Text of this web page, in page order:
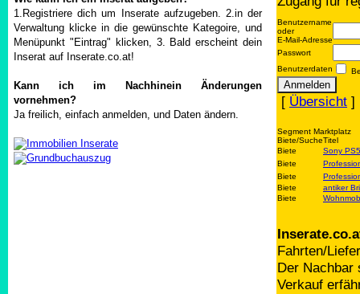
1.Registriere dich um Inserate aufzugeben. 2.in der
Verwaltung klicke in die gewünschte Kategoire, und
Menüpunkt "Eintrag" klicken, 3. Bald erscheint dein
Inserat auf Inserate.co.at!
Kann ich im Nachhinein Änderungen
vornehmen?
Ja freilich, einfach anmelden, und Daten ändern.
Benutzername
oder
E-Mail-Adresse
Passwort
Benutzerdaten
[ Übersicht
Segment Marktplatz
Biete/SucheTitel
Biete
Sony
Biete
Biete
Biete
antiker
Biete
Fahrten/
Der Nachbar
Verkauf